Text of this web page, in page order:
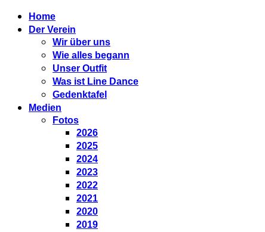
Home
Der Verein
Wir über uns
Wie alles begann
Unser Outfit
Was ist Line Dance
Gedenktafel
Medien
Fotos
2026
2025
2024
2023
2022
2021
2020
2019